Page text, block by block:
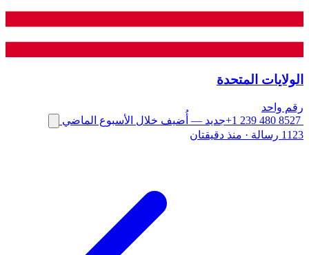
الولايات المتحدة
رقم واحد
+1 239 480 8527جديد — أُضيف خلال الأسبوع الماضي
1123 رسالة
· منذ دقيقتان